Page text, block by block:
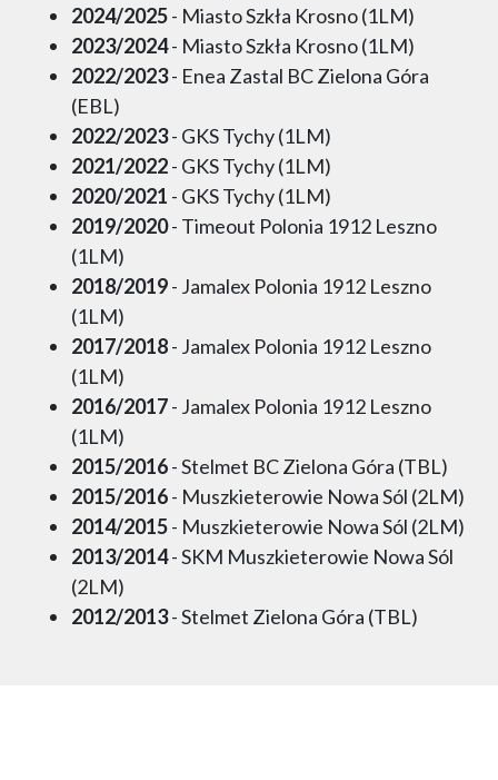
2024/2025- Miasto Szkła Krosno (1LM)
2023/2024- Miasto Szkła Krosno (1LM)
2022/2023- Enea Zastal BC Zielona Góra
(EBL)
2022/2023- GKS Tychy (1LM)
2021/2022- GKS Tychy (1LM)
2020/2021 - GKS Tychy (1LM)
2019/2020- Timeout Polonia 1912 Leszno
(1LM)
2018/2019- Jamalex Polonia 1912 Leszno
(1LM)
2017/2018- Jamalex Polonia 1912 Leszno
(1LM)
2016/2017- Jamalex Polonia 1912 Leszno
(1LM)
2015/2016- Stelmet BC Zielona Góra (TBL)
2015/2016- Muszkieterowie Nowa Sól (2LM)
2014/2015- Muszkieterowie Nowa Sól (2LM)
2013/2014- SKM Muszkieterowie Nowa Sól
(2LM)
2012/2013- Stelmet Zielona Góra (TBL)